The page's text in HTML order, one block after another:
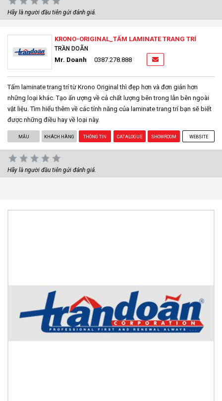
Hãy là người đầu tiên gửi đánh giá.
KRONO-ORIGINAL_TẤM LAMINATE TRANG TRÍ
TRẦN DOÃN
Mr. Doanh 0387.278.888
Tấm laminate trang trí từ Krono Original thì đẹp hơn và đơn giản hơn
những loại khác. Tạo ấn ượng về cả chất lượng bên trong lẫn bên ngoài
vật liệu. Tìm hiểu thêm về các tính năng của laminate trang trí bạn sẽ biết
được những điều hay về loại này.
MẪU KHÁCH HÀNG THÔNG TIN CATALOGUE SHOWROOM WEBSITE
Hãy là người đầu tiên gửi đánh giá.